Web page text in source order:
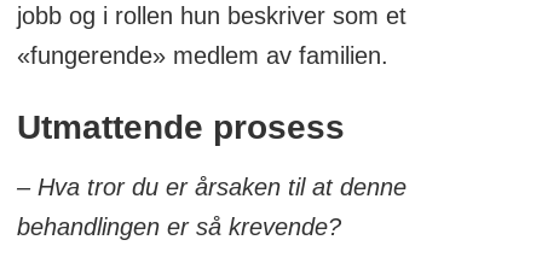
jobb og i rollen hun beskriver som et
«fungerende» medlem av familien.
Utmattende prosess
– Hva tror du er årsaken til at denne
behandlingen er så krevende?